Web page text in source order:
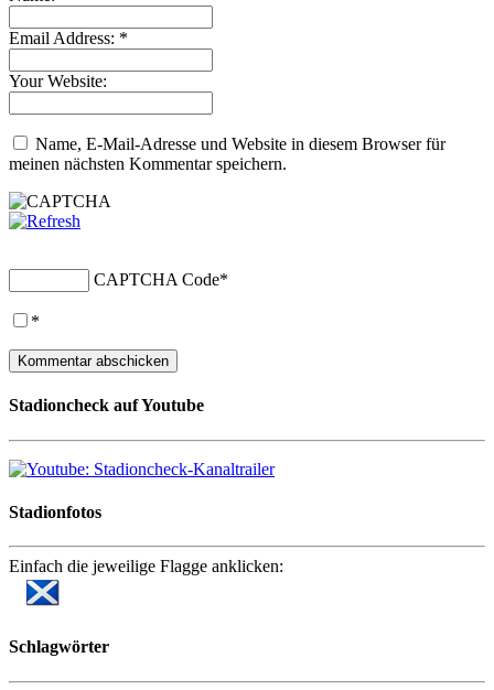
Email Address: *
Your Website:
Name, E-Mail-Adresse und Website in diesem Browser für
meinen nächsten Kommentar speichern.
CAPTCHA Code*
*
Stadioncheck auf Youtube
Stadionfotos
Einfach die jeweilige Flagge anklicken:
Schlagwörter